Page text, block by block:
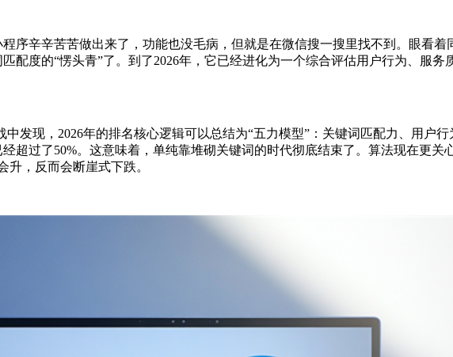
序辛辛苦苦做出来了，功能也没毛病，但就是在微信搜一搜里找不到。眼看
配度的“愣头青”了。到了2026年，它已经进化为一个综合评估用户行为、服
发现，2026年的排名核心逻辑可以总结为“五力模型”：关键词匹配力、用户
超过了50%。这意味着，单纯靠堆砌关键词的时代彻底结束了。算法现在更
升，反而会断崖式下跌。